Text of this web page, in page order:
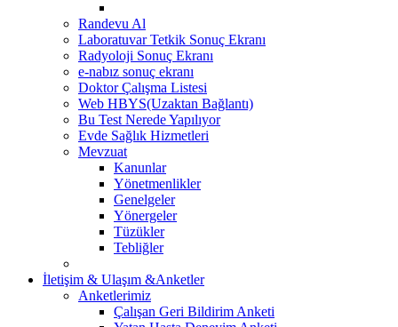
Randevu Al
Laboratuvar Tetkik Sonuç Ekranı
Radyoloji Sonuç Ekranı
e-nabız sonuç ekranı
Doktor Çalışma Listesi
Web HBYS(Uzaktan Bağlantı)
Bu Test Nerede Yapılıyor
Evde Sağlık Hizmetleri
Mevzuat
Kanunlar
Yönetmenlikler
Genelgeler
Yönergeler
Tüzükler
Tebliğler
İletişim & Ulaşım &Anketler
Anketlerimiz
Çalışan Geri Bildirim Anketi